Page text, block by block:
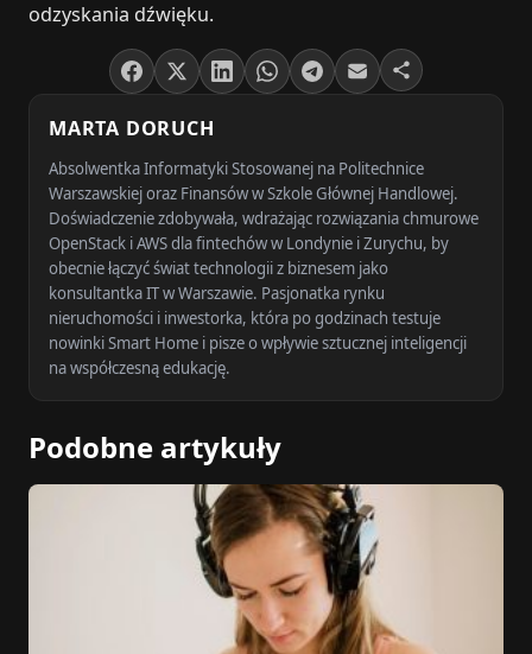
odzyskania dźwięku.
MARTA DORUCH
Absolwentka Informatyki Stosowanej na Politechnice
Warszawskiej oraz Finansów w Szkole Głównej Handlowej.
Doświadczenie zdobywała, wdrażając rozwiązania chmurowe
OpenStack i AWS dla fintechów w Londynie i Zurychu, by
obecnie łączyć świat technologii z biznesem jako
konsultantka IT w Warszawie. Pasjonatka rynku
nieruchomości i inwestorka, która po godzinach testuje
nowinki Smart Home i pisze o wpływie sztucznej inteligencji
na współczesną edukację.
Podobne artykuły